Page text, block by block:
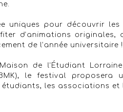
uniques pour découvrir
d’animations originales,
de l’année universitaire !
de l’Étudiant
le festival proposera
les associations et